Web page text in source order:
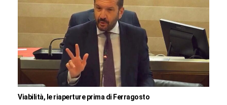
Viabilità, le riaperture prima di Ferragosto